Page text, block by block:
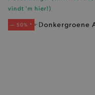
vindt 'm hier!)
— 50% *